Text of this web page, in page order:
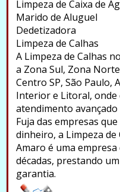
Limpeza de Caixa de
Marido de Aluguel
Dedetizadora
Limpeza de Calhas
A Limpeza de Calhas
a Zona Sul, Zona
Centro SP, São Paulo,
Interior e Litoral, onde
atendimento avançado
Fuja das empresas
dinheiro, a Limpeza de
Amaro é uma
décadas, prestando
garantia.